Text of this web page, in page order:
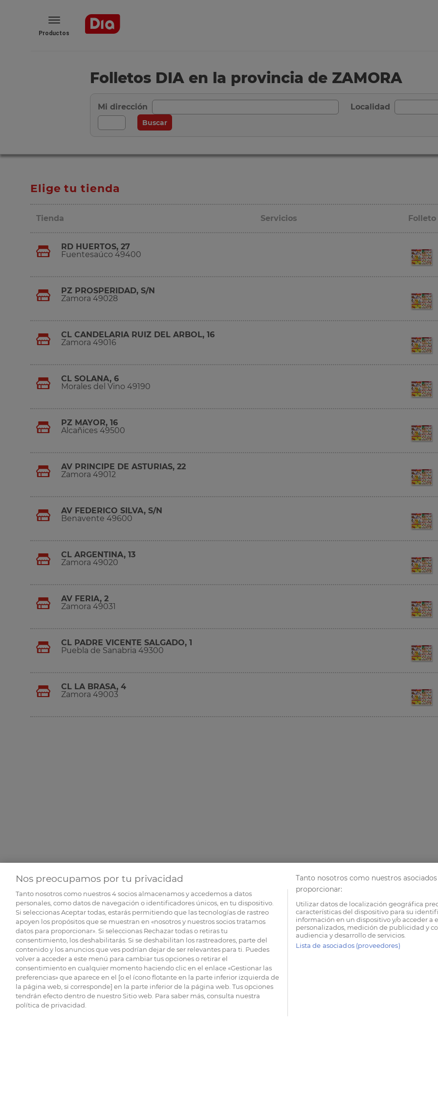
Productos
Folletos DIA en la provincia de ZAMORA
Mi dirección Localidad
Elige tu tienda
Tienda Servicios
RD HUERTOS, 27
Fuentesaúco 49400
PZ PROSPERIDAD, S/N
Zamora 49028
CL CANDELARIA RUIZ DEL ARBOL, 16
Zamora 49016
CL SOLANA, 6
Morales del Vino 49190
PZ MAYOR, 16
Alcañices 49500
AV PRINCIPE DE ASTURIAS, 22
Zamora 49012
AV FEDERICO SILVA, S/N
Benavente 49600
CL ARGENTINA, 13
Zamora 49020
AV FERIA, 2
Zamora 49031
CL PADRE VICENTE SALGADO, 1
Puebla de Sanabria 49300
CL LA BRASA, 4
Zamora 49003
Nos preocupamos por tu privacidad
Tanto nosotros como nuestros4socios almacenamos y accedemos a datos
personales, como datos de navegación o identificadores únicos, en tu dispositivo.
Si seleccionas Aceptar todas, estarás permitiendo que las tecnologías de rastreo
apoyen los propósitos que se muestran en «nosotros y nuestros socios tratamos
datos para proporcionar». Si seleccionas Rechazar todas o retiras tu
consentimiento, los deshabilitarás. Si se deshabilitan los rastreadores, parte del
contenido y los anuncios que ves podrían dejar de ser relevantes para ti. Puedes
volver a acceder a este menú para cambiar tus opciones o retirar el
consentimiento en cualquier momento haciendo clic en el enlace «Gestionar las
preferencias» que aparece en el [o el ícono flotante en la parte inferior izquierda de
la página web, si corresponde] en la parte inferior de la página web. Tus opciones
tendrán efecto dentro de nuestro Sitio web. Para saber más, consulta nuestra
política de privacidad.
Tanto nosotros como nuestros
proporcionar:
Utilizar datos de localización geográfica
características del dispositivo para su
información en un dispositivo y/o acceder a
personalizados, medición de publicidad y
audiencia y desarrollo de servicios.
Lista de asociados (proveedores)